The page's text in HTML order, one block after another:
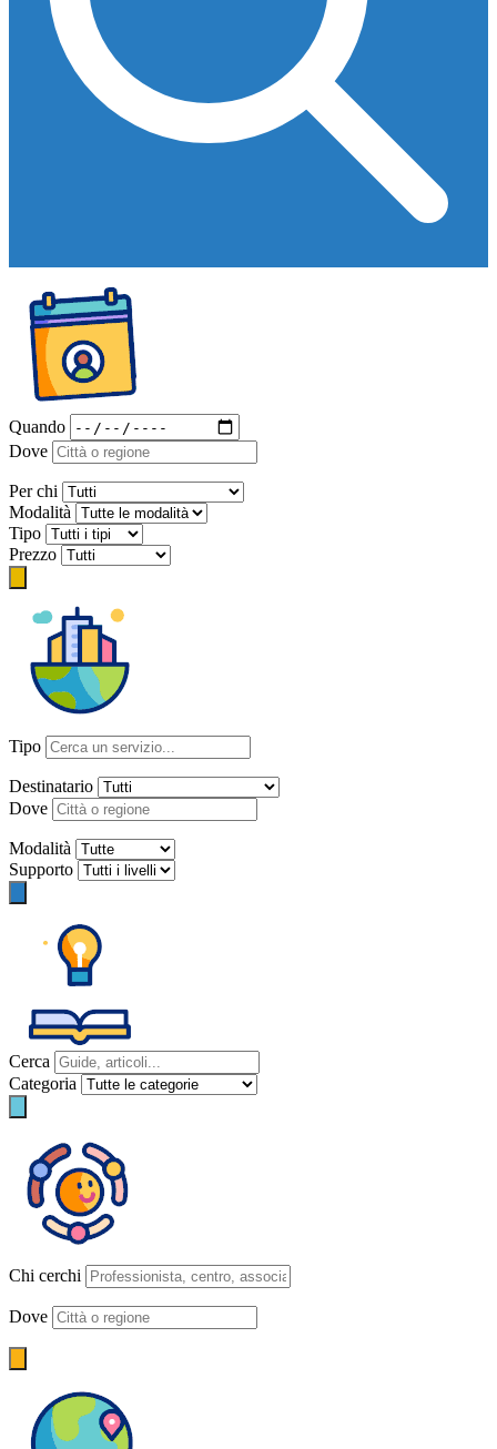
Quando
Dove
Per chi
Modalità
Tipo
Prezzo
Tipo
Destinatario
Dove
Modalità
Supporto
Cerca
Categoria
Chi cerchi
Dove